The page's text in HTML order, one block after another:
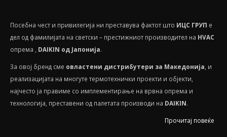
Посебнa чест и привилегија ни преставува фактот што ИЦС ГРУП е
дел од фамилијата на светски – престижниот производител на HVAС
опрема , DAIKIN од Јапонија.
За овој бренд сме овластени дистрибутери за Македонија , и
реализацијата на многуте термотехнички проекти и објекти,
најчесто ја правиме со имплементирање на врвна опрема и
технологија, преставени од палетата производи на DAIKIN.
Прочитај повеќе